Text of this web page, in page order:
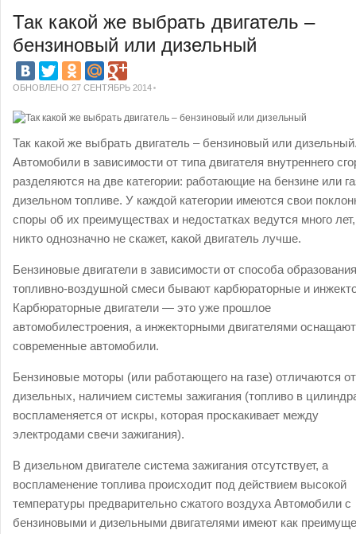
Так какой же выбрать двигатель –
бензиновый или дизельный
ОБНОВЛЕНО 27 СЕНТЯБРЬ 2014
Так какой же выбрать двигатель – бензиновый или
Автомобили в зависимости от типа двигателя внутреннего
разделяются на две категории: работающие на бензине или
дизельном топливе. У каждой категории имеются свои
споры об их преимуществах и недостатках ведутся много
никто однозначно не скажет, какой двигатель лучше.
Бензиновые двигатели в зависимости от способа образования
топливно-воздушной смеси бывают карбюраторные и
Карбюраторные двигатели — это уже прошлое
автомобилестроения, а инжекторными двигателями
современные автомобили.
Бензиновые моторы (или работающего на газе) отличаются от
дизельных, наличием системы зажигания (топливо в
воспламеняется от искры, которая проскакивает между
электродами свечи зажигания).
В дизельном двигателе система зажигания отсутствует, а
воспламенение топлива происходит под действием высокой
температуры предварительно сжатого воздуха Автомобили с
бензиновыми и дизельными двигателями имеют как